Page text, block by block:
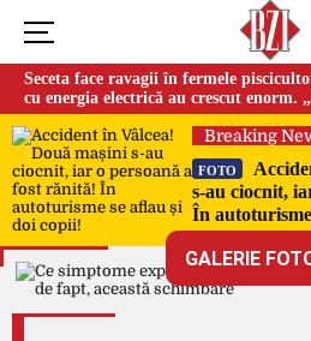
Seceta face ravagii în fermele
cu energia electrică au crescut enorm.
cauza temperaturilor foarte mari”
Breaking
FOTO
s-au ciocnit,
În
GALERIE